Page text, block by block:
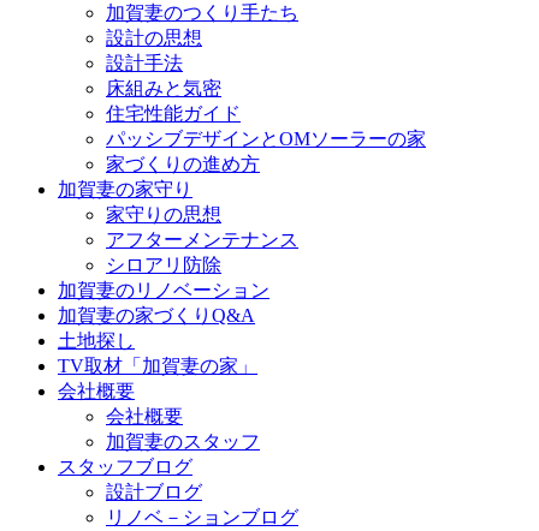
加賀妻のつくり手たち
設計の思想
設計手法
床組みと気密
住宅性能ガイド
パッシブデザインとOMソーラーの家
家づくりの進め方
加賀妻の家守り
家守りの思想
アフターメンテナンス
シロアリ防除
加賀妻のリノベーション
加賀妻の家づくりQ&A
土地探し
TV取材「加賀妻の家」
会社概要
会社概要
加賀妻のスタッフ
スタッフブログ
設計ブログ
リノベ－ションブログ